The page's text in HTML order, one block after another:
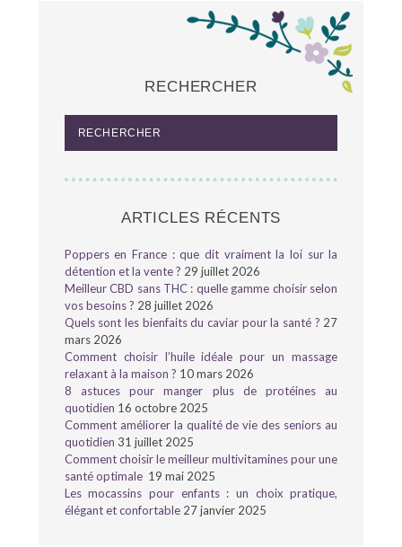
RECHERCHER
ARTICLES RÉCENTS
Poppers en France : que dit vraiment la loi sur la
détention et la vente ? 29 juillet 2026
Meilleur CBD sans THC : quelle gamme choisir selon
vos besoins ? 28 juillet 2026
Quels sont les bienfaits du caviar pour la santé ? 27
mars 2026
Comment choisir l’huile idéale pour un massage
relaxant à la maison ? 10 mars 2026
8 astuces pour manger plus de protéines au
quotidien 16 octobre 2025
Comment améliorer la qualité de vie des seniors au
quotidien 31 juillet 2025
Comment choisir le meilleur multivitamines pour une
santé optimale 19 mai 2025
Les mocassins pour enfants : un choix pratique,
élégant et confortable 27 janvier 2025